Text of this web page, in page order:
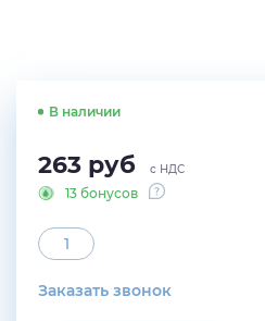
В наличии
263 руб с НДС
13 бонусов
Заказать звонок